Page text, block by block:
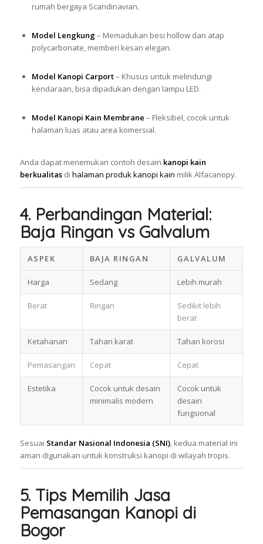
rumah bergaya Scandinavian.
Model Lengkung– Memadukan besi hollow dan atap
polycarbonate, memberi kesan elegan.
Model Kanopi Carport– Khusus untuk melindungi
kendaraan, bisa dipadukan dengan lampu LED.
Model Kanopi Kain Membrane – Fleksibel, cocok untuk
halaman luas atau area komersial.
Anda dapat menemukan contoh desain kanopi kain
berkualitasdi halaman produk kanopi kain milik Alfacanopy.
4. Perbandingan Material:
Baja Ringan vs Galvalum
ASPEK BAJA RINGAN GALVALUM
Harga Sedang Lebih murah
Berat Ringan
Sedikit lebih
berat
Ketahanan Tahan karat Tahan korosi
Pemasangan Cepat Cepat
Estetika
Cocok untuk desain
minimalis modern
Cocok untuk
desain
fungsional
Sesuai Standar Nasional Indonesia (SNI), kedua material ini
aman digunakan untuk konstruksi kanopi di wilayah tropis.
5. Tips Memilih Jasa
Pemasangan Kanopi di
Bogor